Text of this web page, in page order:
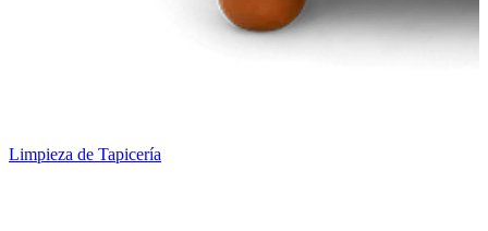
Limpieza de Tapicería